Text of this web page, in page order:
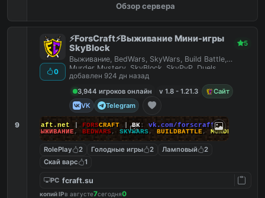
Обзор сервера
9
0
⚡ForsCraft⚡Выживание Мини-игры
SkyBlock
5
Выживание, BedWars, SkyWars, Build Battle,
Murder Mystery, SkyBlock, SkyPvP, Duels,
HideAndSeek
добавлен 924 дн назад
3,944 игроков онлайн
v 1.8 - 1.21.3
Сайт
VK
Telegram
ForsCraft.net FORSCRAFT ВК:
vk.com/forscraft
ВЫЖИВАНИЕ, BEDWARS, SKYWARS, BUILDBATTLE, MURDERMYSTERY
RolePlay 2 Голодные игры 2 Ламповый
2
Скай варс
1
PC fcraft.su
копий IPв августе7сегодня0